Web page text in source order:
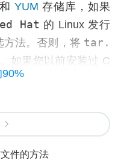
和 YUM 存储库，如果
Hat 的 Linux 发行
方法。否则，将 tar.
如果您以前安装过 C
先确保 Charles 没有
Firefox 插件。参考
90%
件的方法